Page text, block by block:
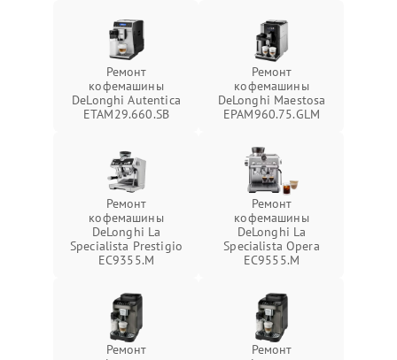
Ремонт
кофемашины
DeLonghi Autentica
ETAM29.660.SB
Ремонт
кофемашины
DeLonghi Maestosa
EPAM960.75.GLM
Ремонт
кофемашины
DeLonghi La
Specialista Prestigio
EC9355.M
Ремонт
кофемашины
DeLonghi La
Specialista Opera
EC9555.M
Ремонт
Ремонт